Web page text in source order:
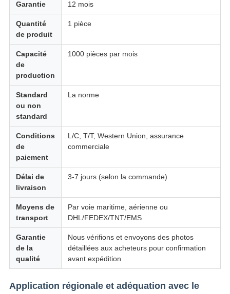
Garantie 12 mois
Quantité
de produit
1 pièce
Capacité
de
production
1000 pièces par mois
Standard
ou non
standard
La norme
Conditions
de
paiement
L/C, T/T, Western Union, assurance
commerciale
Délai de
livraison
3-7 jours (selon la commande)
Moyens de
transport
Par voie maritime, aérienne ou
DHL/FEDEX/TNT/EMS
Garantie
de la
qualité
Nous vérifions et envoyons des photos
détaillées aux acheteurs pour confirmation
avant expédition
Application régionale et adéquation avec le